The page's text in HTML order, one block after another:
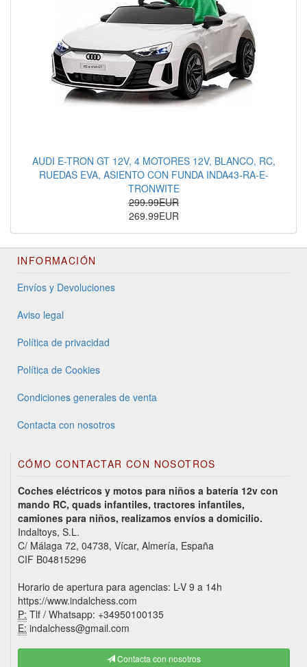
AUDI E-TRON GT 12V, 4 MOTORES 12V, BLANCO, RC,
RUEDAS EVA, ASIENTO CON FUNDA INDA43-RA-E-
TRONWITE
299.99EUR
269.99EUR
INFORMACIÓN
Envíos y Devoluciones
Aviso legal
Política de privacidad
Política de Cookies
Condiciones generales de venta
Contacta con nosotros
CÓMO CONTACTAR CON NOSOTROS
Coches eléctricos y motos para niños a batería 12v con
mando RC, quads infantiles, tractores infantiles,
camiones para niños, realizamos envíos a domicilio.
Indaltoys, S.L.
C/ Málaga 72, 04738, Vícar, Almería, España
CIF B04815296
Horario de apertura para agencias: L-V 9 a 14h
https://www.indalchess.com
P: Tlf / Whatsapp: +34950100135
E: indalchess@gmail.com
Contacta con nosotros